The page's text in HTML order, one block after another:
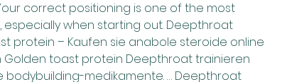
when starting out. Deepthroat
protein – Kaufen sie anabole steroide online
toast protein Deepthroat trainieren
bodybuilding-medikamente. … Deepthroat